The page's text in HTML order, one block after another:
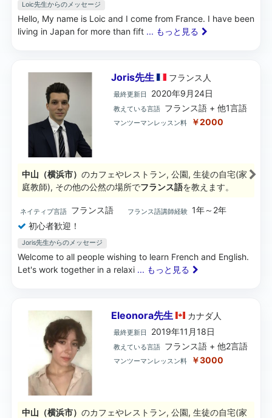
Loic先生からのメッセージ
Hello, My name is Loic and I come from France. I have been
living in Japan for more than fift ... もっと見る
Joris先生 フランス 人
最終更新日 2020年9月24日
教えている言語 フランス語 + 他1言語
マンツーマンレッスン料 ￥2000
中山（横浜市） のカフェやレストラン, 公園, 生徒の自宅(家
庭教師), その他の公然の場所でフランス語を教えます。
ネイティブ言語 フランス語 フランス語講師経験 1年～2年
初心者歓迎！
Joris先生からのメッセージ
Welcome to all people wishing to learn French and English.
Let's work together in a relaxi ... もっと見る
Eleonora先生 カナダ人
最終更新日 2019年11月18日
教えている言語 フランス語 + 他2言語
マンツーマンレッスン料 ￥3000
中山（横浜市） のカフェやレストラン, 公園, 生徒の自宅(家